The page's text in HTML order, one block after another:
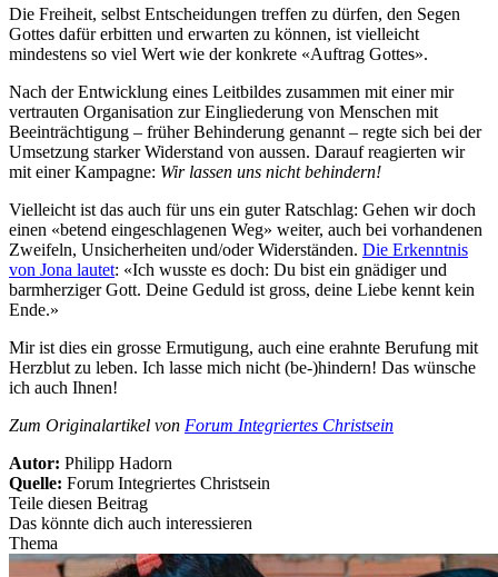
Die Freiheit, selbst Entscheidungen treffen zu dürfen, den Segen
Gottes dafür erbitten und erwarten zu können, ist vielleicht
mindestens so viel Wert wie der konkrete «Auftrag Gottes».
Nach der Entwicklung eines Leitbildes zusammen mit einer mir
vertrauten Organisation zur Eingliederung von Menschen mit
Beeinträchtigung – früher Behinderung genannt – regte sich bei der
Umsetzung starker Widerstand von aussen. Darauf reagierten wir
mit einer Kampagne: Wir lassen uns nicht behindern!
Vielleicht ist das auch für uns ein guter Ratschlag: Gehen wir doch
einen «betend eingeschlagenen Weg» weiter, auch bei vorhandenen
Zweifeln, Unsicherheiten und/oder Widerständen. Die Erkenntnis
von Jona lautet: «Ich wusste es doch: Du bist ein gnädiger und
barmherziger Gott. Deine Geduld ist gross, deine Liebe kennt kein
Ende.»
Mir ist dies ein grosse Ermutigung, auch eine erahnte Berufung mit
Herzblut zu leben. Ich lasse mich nicht (be-)hindern! Das wünsche
ich auch Ihnen!
Zum Originalartikel von Forum Integriertes Christsein
Autor: Philipp Hadorn
Quelle: Forum Integriertes Christsein
Teile diesen Beitrag
Das könnte dich auch interessieren
Thema